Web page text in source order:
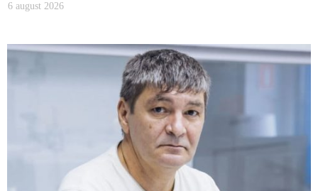
6 august 2026